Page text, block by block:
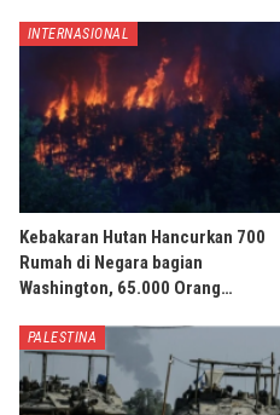
INTERNASIONAL
Kebakaran Hutan Hancurkan 700
Rumah di Negara bagian
Washington, 65.000 Orang…
PALESTINA